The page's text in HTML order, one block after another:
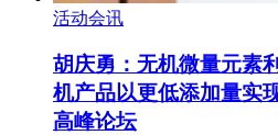
活动会讯
胡庆勇：无机微量元素
机产品以更低添加量实
高峰论坛